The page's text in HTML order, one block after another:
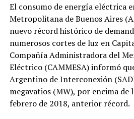
El consumo de energía eléctrica
Metropolitana de Buenos Aires
nuevo récord histórico de
numerosos cortes de luz en
Compañía Administradora del
Eléctrico (CAMMESA) informó
Argentino de Interconexión
megavatios (MW), por encima de
febrero de 2018, anterior récord.